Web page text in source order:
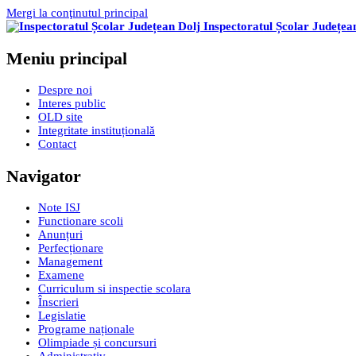
Mergi la conţinutul principal
Inspectoratul Școlar
Meniu principal
Despre noi
Interes public
OLD site
Integritate instituțională
Contact
Navigator
Note ISJ
Functionare scoli
Anunțuri
Perfecționare
Management
Examene
Curriculum si inspectie scolara
Înscrieri
Legislatie
Programe naționale
Olimpiade și concursuri